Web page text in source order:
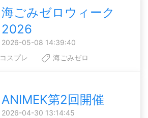
海ごみゼロウィーク
2026
2026-05-08 14:39:40
コスプレ 海ごみゼロ
ANIMEK第2回開催
2026-04-30 13:14:45